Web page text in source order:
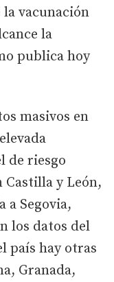
vacunación
la
publica hoy
masivos en
de riesgo
y León,
a Segovia,
los datos del
país hay otras
Granada,